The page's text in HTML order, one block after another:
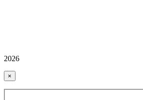
2026
×